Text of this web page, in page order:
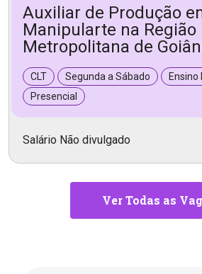
Auxiliar de Produção
Manipularte na Região
Metropolitana de
CLT Segunda a Sábado
Ensino
Presencial
Salário Não divulgado
Ver Todas as